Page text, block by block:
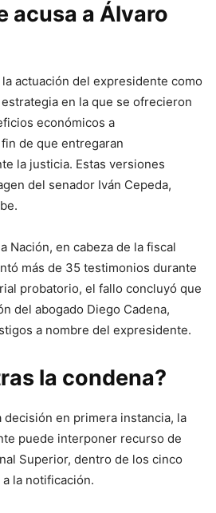
acusa a Álvaro
actuación del expresidente como
en la que se ofrecieron
económicos a
de que entregaran
la justicia. Estas versiones
del senador Iván Cepeda,
Nación, en cabeza de la fiscal
más de 35 testimonios durante
probatorio, el fallo concluyó que
del abogado Diego Cadena,
a nombre del expresidente.
la condena?
decisión en primera instancia, la
puede interponer recurso de
Superior, dentro de los cinco
la notificación.